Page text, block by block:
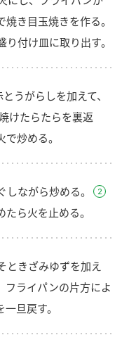
き目玉焼きを作る。
付け皿に取り出す。
うがらしを加えて、
けたらたらを裏返
炒める。
ながら炒める。
ら火を止める。
ときざみゆずを加え
フライパンの片方によ
旦戻す。